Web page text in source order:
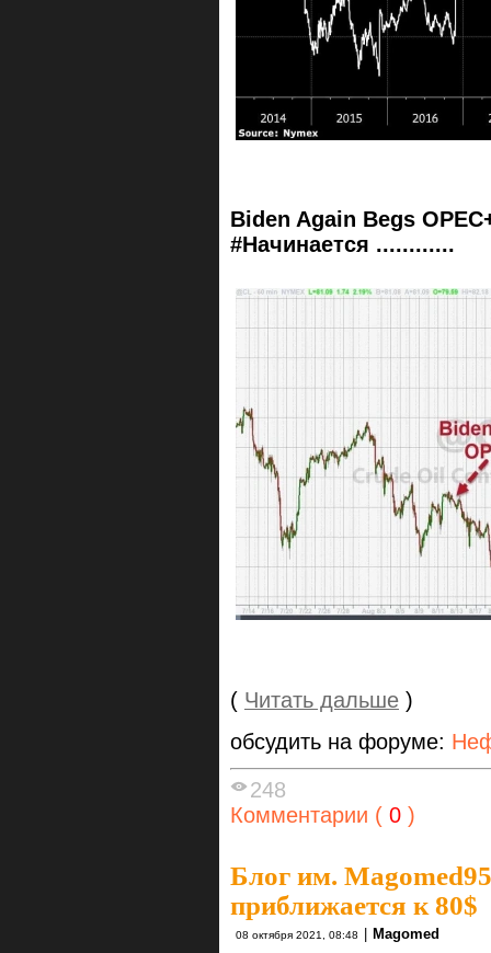
Biden Again Begs
#Начинается ............
( Читать дальше )
обсудить на форуме:
248
Комментарии ( 0 )
Блог им. Magomed95
приближается к 80$
08 октября 2021, 08:48 Magomed